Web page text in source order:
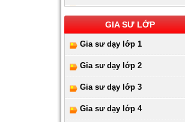
Gia sư huyện Củ Chi
GIA SƯ LỚP
Gia sư dạy lớp 1
Gia sư dạy lớp 2
Gia sư dạy lớp 3
Gia sư dạy lớp 4